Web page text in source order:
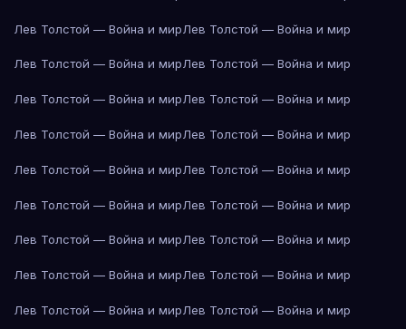
Лев Толстой — Война и мирЛев Толстой — Война и мир
Лев Толстой — Война и мирЛев Толстой — Война и мир
Лев Толстой — Война и мирЛев Толстой — Война и мир
Лев Толстой — Война и мирЛев Толстой — Война и мир
Лев Толстой — Война и мирЛев Толстой — Война и мир
Лев Толстой — Война и мирЛев Толстой — Война и мир
Лев Толстой — Война и мирЛев Толстой — Война и мир
Лев Толстой — Война и мирЛев Толстой — Война и мир
Лев Толстой — Война и мирЛев Толстой — Война и мир